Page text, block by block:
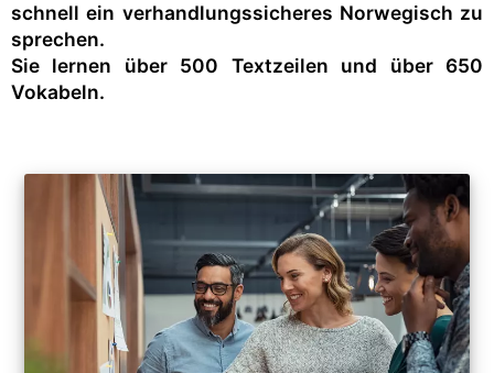
schnell ein verhandlungssicheres Norwegisch zu
sprechen.
Sie lernen über 500 Textzeilen und über 650
Vokabeln.